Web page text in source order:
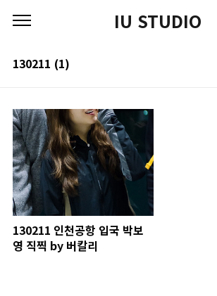
IU STUDIO
130211 (1)
130211 인천공항 입국 박보
영 직찍 by 버칼리